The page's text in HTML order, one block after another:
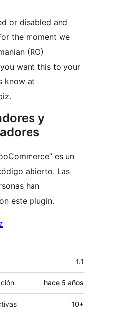
or disabled and
the moment we
(RO)
want this to your
know at
y
es un
abierto. Las
han
este plugin.
1.1
hace 5 años
10+